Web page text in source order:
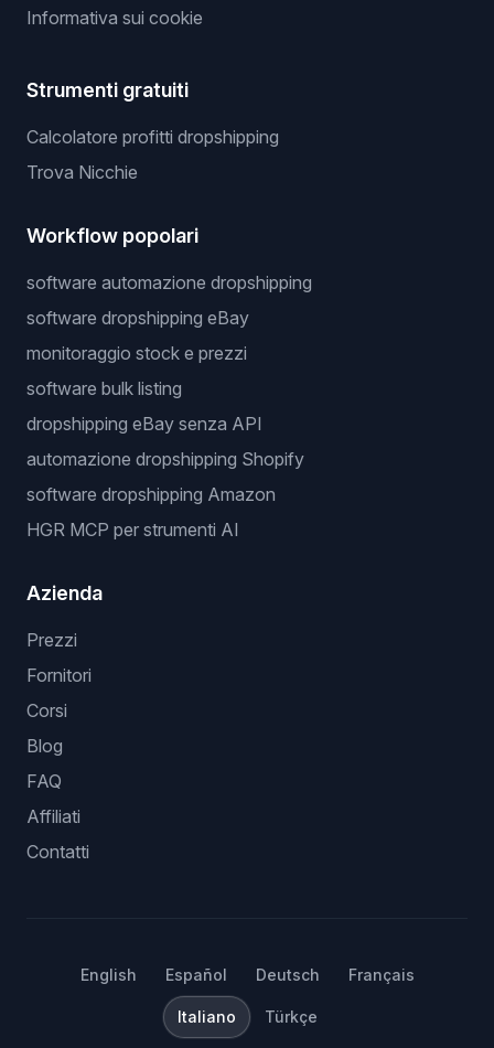
Informativa sui cookie
Strumenti gratuiti
Calcolatore profitti dropshipping
Trova Nicchie
Workflow popolari
software automazione dropshipping
software dropshipping eBay
monitoraggio stock e prezzi
software bulk listing
dropshipping eBay senza API
automazione dropshipping Shopify
software dropshipping Amazon
HGR MCP per strumenti AI
Azienda
Prezzi
Fornitori
Corsi
Blog
FAQ
Affiliati
Contatti
English Español Deutsch Français
Italiano Türkçe